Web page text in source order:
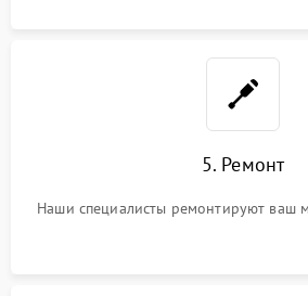
5. Ремонт
Наши специалисты ремонтируют ваш